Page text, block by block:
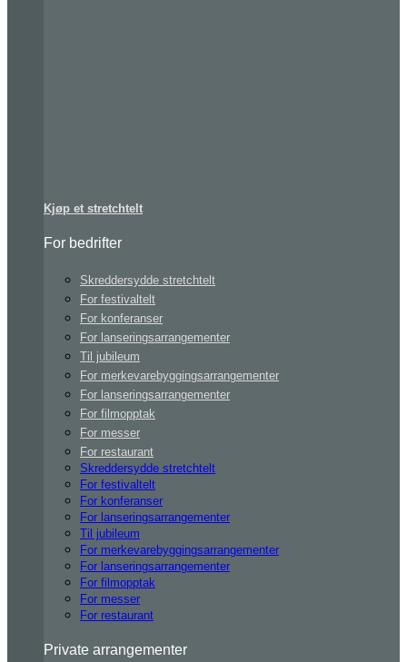
Kjøp et stretchtelt
For bedrifter
Skreddersydde stretchtelt
For festivaltelt
For konferanser
For lanseringsarrangementer
Til jubileum
For merkevarebyggingsarrangementer
For lanseringsarrangementer
For filmopptak
For messer
For restaurant
Skreddersydde stretchtelt
For festivaltelt
For konferanser
For lanseringsarrangementer
Til jubileum
For merkevarebyggingsarrangementer
For lanseringsarrangementer
For filmopptak
For messer
For restaurant
Private arrangementer